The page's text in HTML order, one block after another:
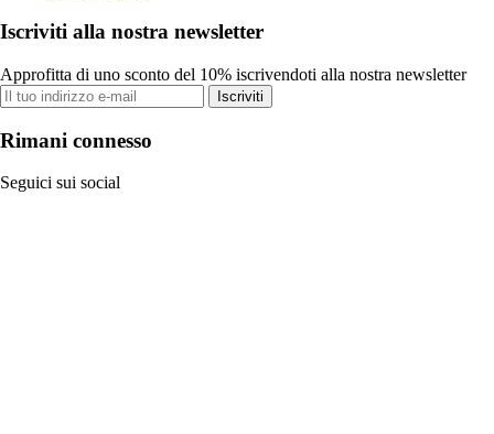
Iscriviti alla nostra newsletter
Approfitta di uno sconto del 10% iscrivendoti alla nostra newsletter
Iscriviti
Rimani connesso
Seguici sui social